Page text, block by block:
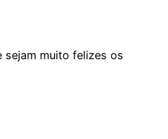
sejam muito felizes os